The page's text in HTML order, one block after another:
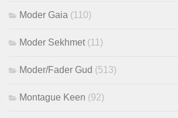
Moder Gaia (110)
Moder Sekhmet (11)
Moder/Fader Gud (513)
Montague Keen (92)